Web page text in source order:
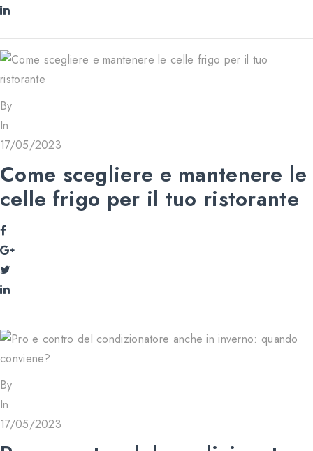
By
In
17/05/2023
Come scegliere e mantenere le
celle frigo per il tuo ristorante
By
In
17/05/2023